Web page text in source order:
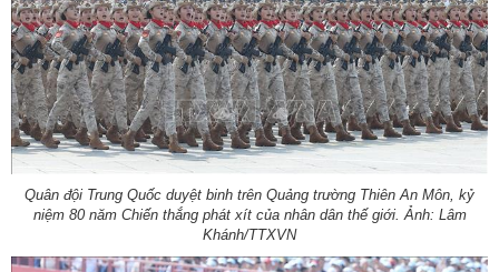
Quân đội Trung Quốc duyệt binh trên Quảng trường Thiên An Môn, kỷ
niệm 80 năm Chiến thắng phát xít của nhân dân thế giới. Ảnh: Lâm
Khánh/TTXVN